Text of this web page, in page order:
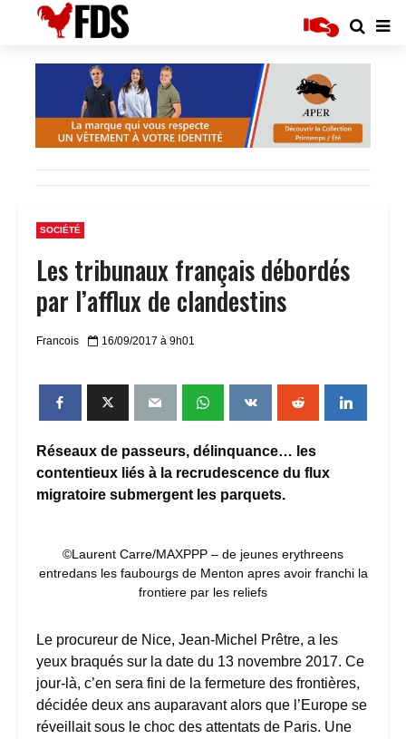
SOCIÉTÉ
Les tribunaux français débordés
par l’afflux de clandestins
Francois 16/09/2017 à 9h01
Réseaux de passeurs, délinquance… les
contentieux liés à la recrudescence du flux
migratoire submergent les parquets.
©Laurent Carre/MAXPPP – de jeunes erythreens
entredans les faubourgs de Menton apres avoir franchi la
frontiere par les reliefs
Le procureur de Nice, Jean-Michel Prêtre, a les
yeux braqués sur la date du 13 novembre 2017. Ce
jour-là, c’en sera fini de la fermeture des frontières,
décidée deux ans auparavant alors que l’Europe se
réveillait sous le choc des attentats de Paris. Une